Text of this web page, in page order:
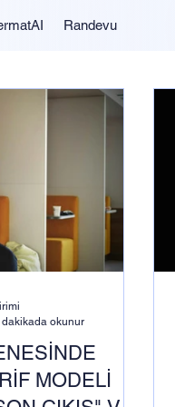
Randevu
MODELİ
dakikada okunur